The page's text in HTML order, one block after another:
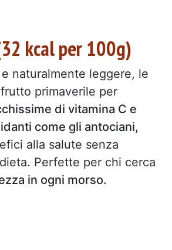
kcal per 100g)
naturalmente leggere, le
primaverile per
di vitamina C e
come gli antociani,
alla salute senza
Perfette per chi cerca
in ogni morso.